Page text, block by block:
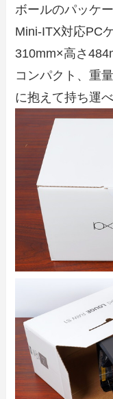
ボールのパッケ
Mini-ITX対応PC
310mm×高さ
コンパクト、重
に抱えて持ち運べ